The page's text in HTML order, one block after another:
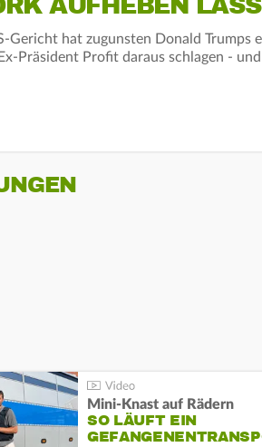
Gericht hat zugunsten Donald Trumps
Präsident Profit daraus schlagen -
Mini-Knast auf Rädern
SO LÄUFT EIN